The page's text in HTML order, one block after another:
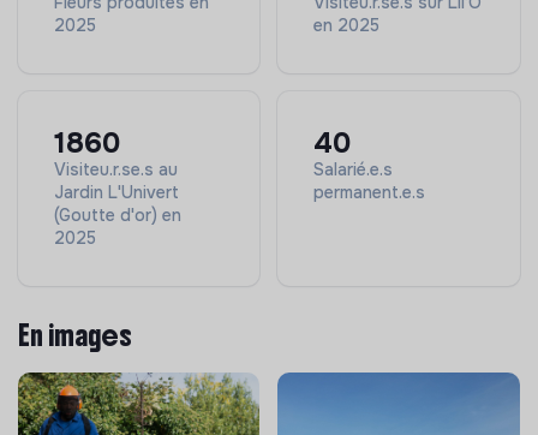
Contribuer à la qualité des parcours des salarié·e·s en
Contribuer au développement des partenariats et
projets de territoire
Représenter les équipes et valoriser les actions sur
le terrain
2025
en 2025
1860
Visiteu.r.se.s au
Jardin L'Univert
(Goutte d'or) en
2025
40
Salarié.e.s
permanent.e.s
En images